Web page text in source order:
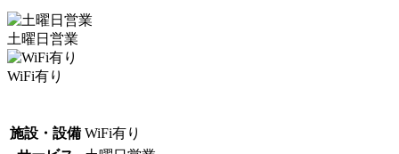
土曜日営業
WiFi有り
施設・設備 WiFi有り